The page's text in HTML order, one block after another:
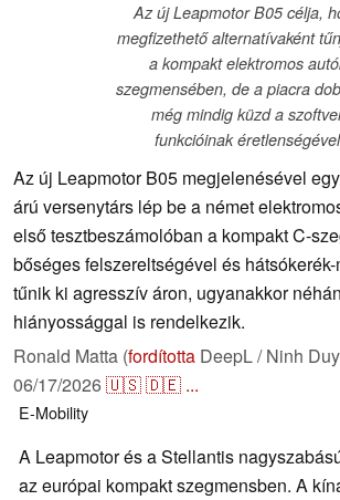
Az új Leapmotor B05 célja,
megfizethető alternatívaként
a kompakt elektromos
szegmensében, de a piacra
még mindig küzd a
funkcióinak éretlenségével
Az új Leapmotor B05 megjelenésével
árú versenytárs lép be a német
első tesztbeszámolóban a kompakt C-
bőséges felszereltségével és
tűnik ki agresszív áron, ugyanakkor
hiányossággal is rendelkezik.
Ronald Matta (fordította DeepL / Ninh
06/17/2026🇺🇸🇩🇪 ...
E-Mobility
A Leapmotor és a Stellantis
az európai kompakt szegmensben. A